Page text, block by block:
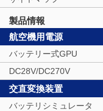
製品情報
航空機用電源
バッテリー式GPU
DC28V/DC270V
交直変換装置
バッテリシミュレータ